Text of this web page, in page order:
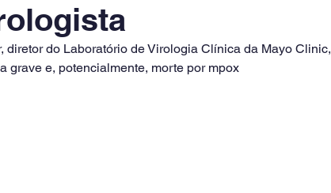
diretor do Laboratório de Virologia Clínica da Mayo Clinic,
grave e, potencialmente, morte por mpox